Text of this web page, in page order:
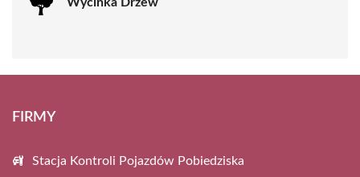
FIRMY
Stacja Kontroli Pojazdów Pobiedziska